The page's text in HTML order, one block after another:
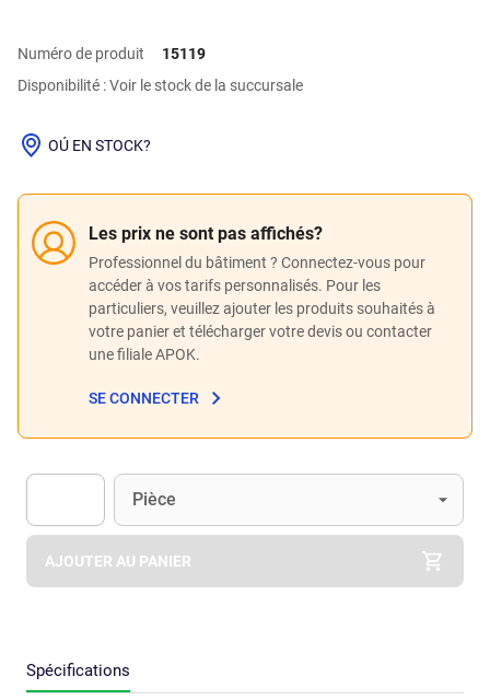
Numéro de produit
15119
Disponibilité : Voir le stock de la succursale
Les prix ne sont pas affichés?
Professionnel du bâtiment ? Connectez-vous pour
accéder à vos tarifs personnalisés. Pour les
particuliers, veuillez ajouter les produits souhaités à
votre panier et télécharger votre devis ou contacter
une filiale APOK.
SE CONNECTER
OÚ EN STOCK?
Apok.Product.Detail.AddToCart.Quantity (Optionnel)
Unité
Pièce
AJOUTER AU PANIER
Spécifications